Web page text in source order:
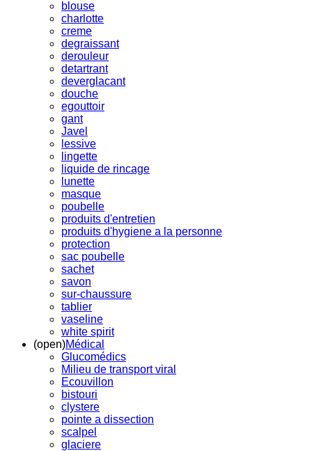
blouse
charlotte
creme
degraissant
derouleur
detartrant
deverglacant
douche
egouttoir
gant
Javel
lessive
lingette
liquide de rincage
lunette
masque
poubelle
produits d'entretien
produits d'hygiene a la personne
protection
sac poubelle
sachet
savon
sur-chaussure
tablier
vaseline
white spirit
(open)Médical
Glucomédics
Milieu de transport viral
Ecouvillon
bistouri
clystere
pointe a dissection
scalpel
glaciere